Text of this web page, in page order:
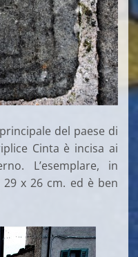
del paese di
Cinta è incisa ai
L’esemplare, in
x 26 cm. ed è ben